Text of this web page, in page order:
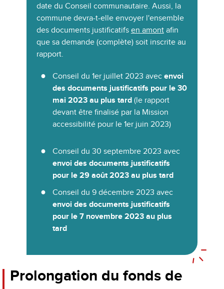
date du Conseil communautaire. Aussi, la
commune devra-t-elle envoyer l'ensemble
des documents justificatifs en amontafin
que sa demande (complète) soit inscrite au
rapport.
Conseil du 1er juillet 2023 avec envoi
des documents justificatifs pour le 30
mai 2023 au plus tard(le rapport
devant être finalisé par la Mission
accessibilité pour le 1er juin 2023)
Conseil du 30 septembre 2023 avec
envoi des documents justificatifs
pour le 29 août 2023 au plus tard
Conseil du 9 décembre 2023 avec
envoi des documents justificatifs
pour le 7 novembre 2023 au plus
tard
Prolongation du fonds de